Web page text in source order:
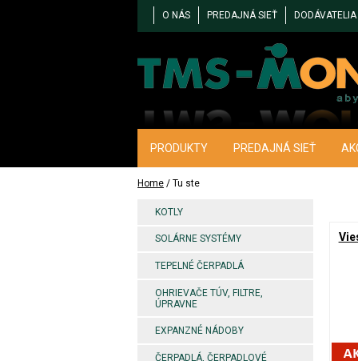
O NÁS PREDAJNÁ SIEŤ DODÁVATELIA
PRODUKTY PREDAJNÁ SIEŤ
Home / Tu ste
KOTLY
SOLÁRNE SYSTÉMY
TEPELNÉ ČERPADLÁ
OHRIEVAČE TÚV, FILTRE,
ÚPRAVNE
EXPANZNÉ NÁDOBY
ČERPADLÁ, ČERPADLOVÉ